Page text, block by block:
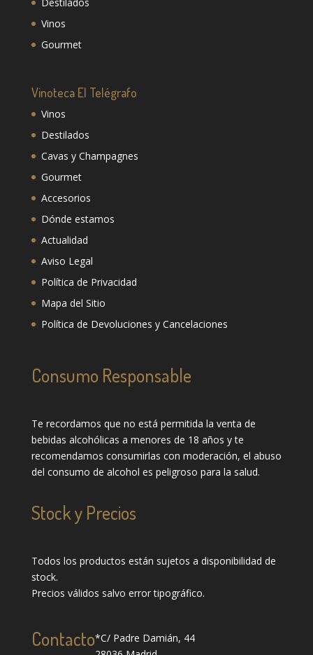
Vinos
Gourmet
Vinoteca El Telégrafo
Vinos
Destilados
Cavas y Champagnes
Gourmet
Accesorios
Dónde estamos
Actualidad
Aviso Legal
Política de Privacidad
Mapa del Sitio
Política de Devoluciones y Cancelaciones
Consumo Responsable
Te recordamos que no está permitida la venta de
bebidas alcohólicas a menores de 18 años y te
recomendamos consumirlas con moderación, el abuso
del consumo de alcohol es peligroso para la salud.
Stock y Precios
Todos los productos están sujetos a disponibilidad de
stock.
Precios válidos salvo error tipográfico.
Contacto*C/ Padre Damián, 44